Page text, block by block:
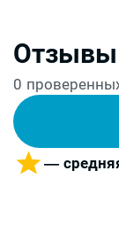
Отзывы
0
—